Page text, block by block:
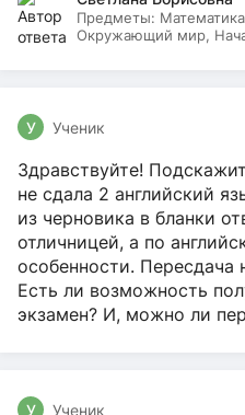
Предметы:
Окружающий мир,
У Ученик
Здравствуйте!
не сдала 2 английский
из черновика в бланки
отличницей, а по
особенности. Пересдача
Есть ли возможность
экзамен? И, можно ли
У Ученик